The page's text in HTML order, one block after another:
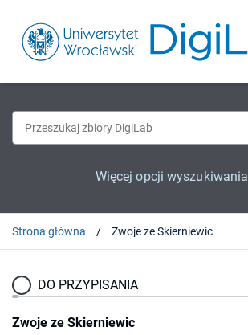
Więcej opcji wyszukiwania
Strona główna Zwoje ze Skierniewic
DO PRZYPISANIA
Zwoje ze Skierniewic